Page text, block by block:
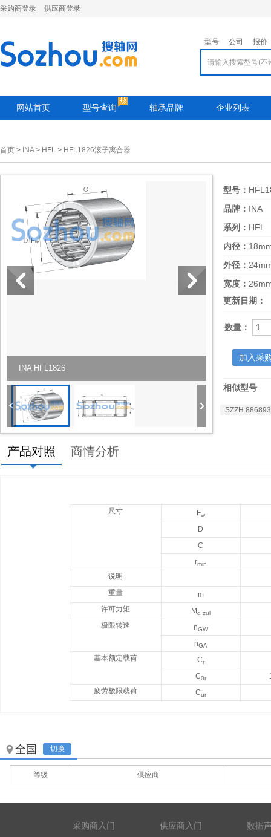
采购商登录 供应商登录
型号 公司 报价
网站首页 型号查询 轴承品牌 企业列表
首页 > INA> HFL > HFL1826滚子离合器
INA HFL1826
型号：
品牌： INA
系列： HFL
内径：
外径：
宽度：
更新日期：
数量：
加入采
相似型号
SZZH
产品对照 商情分析
尺寸 Fw
D
C
rmin
说明
重量
m
许可力矩
Md zul
极限转速 nGW
nGA
基本额定载荷 Cr
C0r
疲劳极限载荷
Cur
全国 切换
等级 供应商
采购商入门 供应商入门 数据